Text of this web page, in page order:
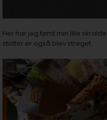
Her har jeg tømt min lille
stoffer er også blev strøget.